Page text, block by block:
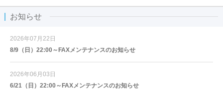
お知らせ
2026年07月22日
8/9（日）22:00～FAXメンテナンスのお知らせ
2026年06月03日
6/21（日）22:00～FAXメンテナンスのお知らせ